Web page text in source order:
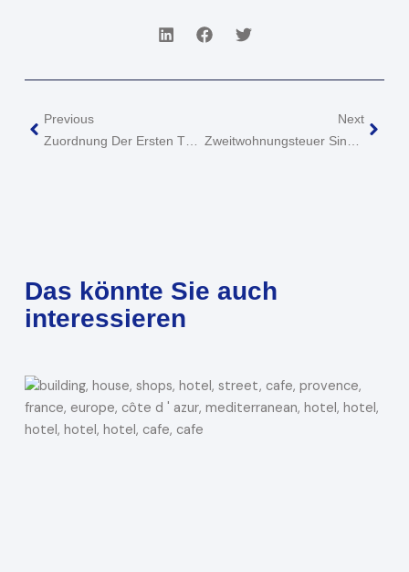
Zurück
Previous
Zuordnung Der Ersten Tätigkeitsstätte Eines Angestellten Bauleiters
Next
Das könnte Sie auch
interessieren